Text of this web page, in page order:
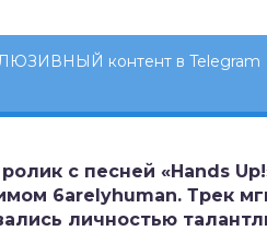
контент в Telegram
с песней «Hands
6arelyhuman. Трек
личностью